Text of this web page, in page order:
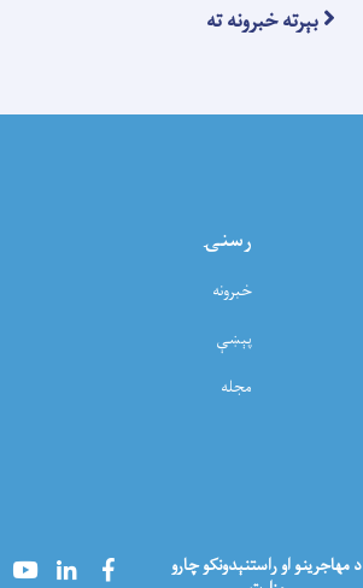
بېرته خبرونه ته
رسنۍ
خبرونه
پېښې
مجله
د مهاجرینو او راستنېدونکو چارو YoutubeLinkedInFacebook